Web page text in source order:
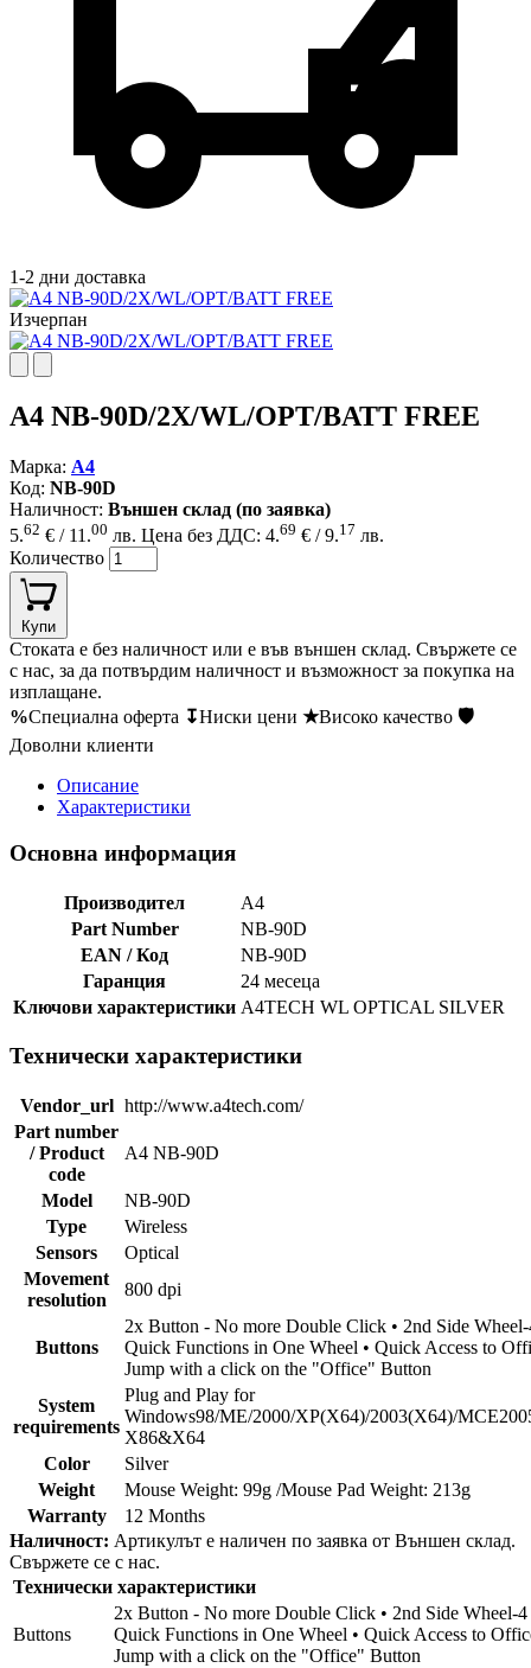
1-2 дни доставка
Изчерпан
A4 NB-90D/2X/WL/OPT/BATT FREE
Марка: A4
Код: NB-90D
Наличност: Външен склад (по заявка)
5.62 € / 11.00 лв. Цена без ДДС: 4.69 € / 9.17 лв.
Количество
Купи
Стоката е без наличност или е във външен склад. Свържете се
с нас, за да потвърдим наличност и възможност за покупка на
изплащане.
%Специална оферта ↧Ниски цени ★Високо качество 🛡
Доволни клиенти
Описание
Характеристики
Основна информация
Производител
A4
Part Number
NB-90D
EAN / Код
NB-90D
Гаранция
24 месеца
Ключови характеристики A4TECH WL OPTICAL SILVER
Технически характеристики
Vendor_url http://www.a4tech.com/
Part number
/ Product
code
A4 NB-90D
Model
NB-90D
Type
Wireless
Sensors
Optical
Movement
resolution
800 dpi
Buttons
2x Button - No more Double Click • 2nd Side
Quick Functions in One Wheel • Quick Access to
Jump with a click on the "Office" Button
System
requirements
Plug and Play for
Windows98/ME/2000/XP(X64)/2003(X64)/
X86&X64
Color
Silver
Weight
Mouse Weight: 99g /Mouse Pad Weight: 213g
Warranty
12 Months
Наличност: Артикулът е наличен по заявка от Външен склад.
Свържете се с нас.
Технически характеристики
Buttons
2x Button - No more Double Click • 2nd Side Wheel-4
Quick Functions in One Wheel • Quick Access to
Jump with a click on the "Office" Button